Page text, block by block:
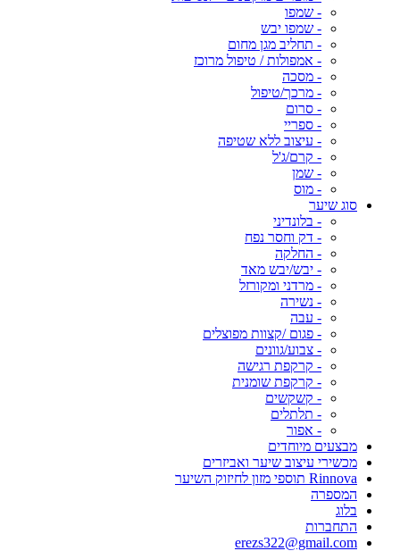
- שמפו
- שמפו יבש
- תחליב מגן מחום
- אמפולות / טיפול מרוכז
- מסכה
- מרכך/טיפול
- סרום
- ספריי
- עיצוב ללא שטיפה
- קרם/ג'ל
- שמן
- מוס
סוג שיער
- בלונדיני
- דק וחסר נפח
- החלקה
- יבש/יבש מאד
- מרדני ומקורזל
- נשירה
- עבה
- פגום /קצוות מפוצלים
- צבוע/גוונים
- קרקפת רגישה
- קרקפת שומנית
- קשקשים
- תלתלים
- אפור
מבצעים מיוחדים
מכשירי עיצוב שיער ואביזרים
Rinnova תוספי מזון לחיזוק השיער
המספרה
בלוג
התחברות
erezs322@gmail.com